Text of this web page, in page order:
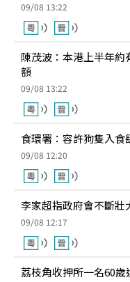
09/08 13:22
陳茂波：本港上半年約
額
09/08 13:22
食環署：容許狗隻入食
09/08 12:20
李家超指政府會不斷壯
09/08 12:17
荔枝角收押所一名60